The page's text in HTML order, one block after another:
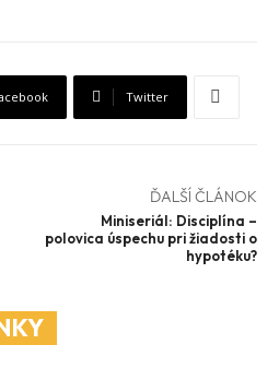
Twitter
ĎALŠÍ ČLÁNOK
Miniseriál: Disciplína –
polovica úspechu pri žiadosti o
hypotéku?